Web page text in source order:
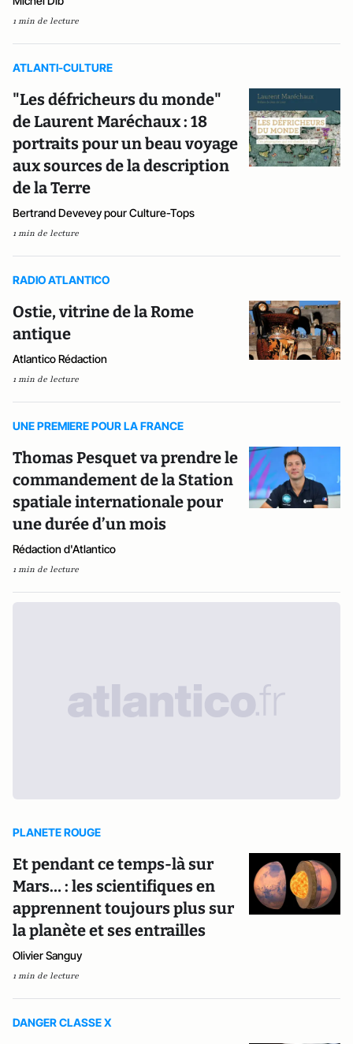
1 min de lecture
ATLANTI-CULTURE
"Les défricheurs du monde"
de Laurent Maréchaux : 18
portraits pour un beau voyage
aux sources de la description
de la Terre
Bertrand Devevey pour Culture-Tops
1 min de lecture
RADIO ATLANTICO
Ostie, vitrine de la Rome
antique
Atlantico Rédaction
1 min de lecture
UNE PREMIERE POUR LA FRANCE
Thomas Pesquet va prendre le
commandement de la Station
spatiale internationale pour
une durée d’un mois
Rédaction d'Atlantico
1 min de lecture
PLANETE ROUGE
Et pendant ce temps-là sur
Mars… : les scientifiques en
apprennent toujours plus sur
la planète et ses entrailles
Olivier Sanguy
1 min de lecture
DANGER CLASSE X